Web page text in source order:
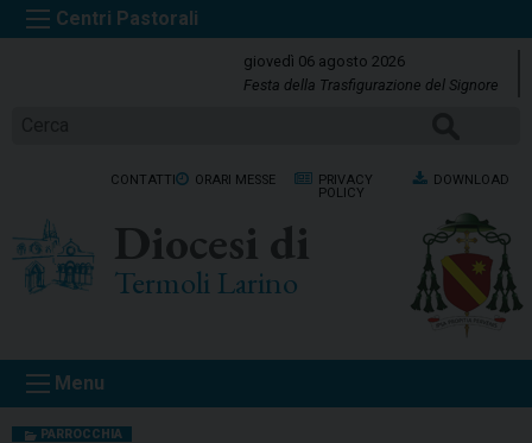
k
t
giovedì 06 agosto 2026
Festa della Trasfigurazione del Signore
CONTATTI ORARI MESSE
PRIVACY
POLICY
DOWNLOAD
Diocesi di
Termoli Larino
Menu
PARROCCHIA